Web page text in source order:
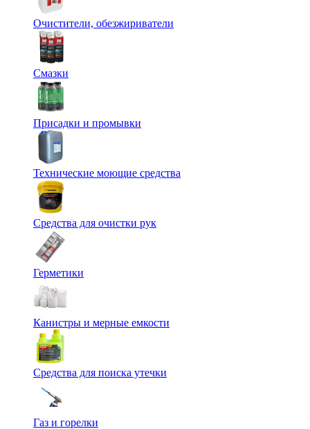
Очистители, обезжириватели
Смазки
Присадки и промывки
Технические моющие средства
Средства для очистки рук
Герметики
Канистры и мерные емкости
Средства для поиска утечки
Газ и горелки